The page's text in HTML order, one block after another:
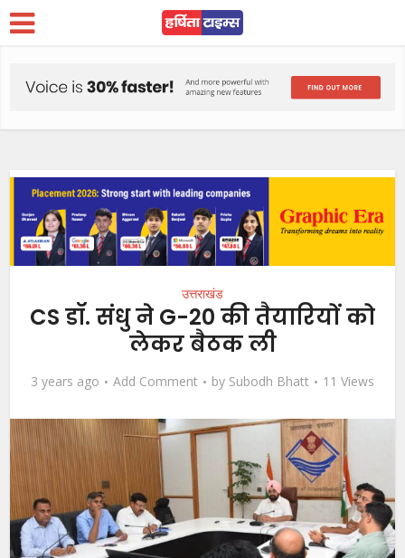
उत्तराखंड
CS डॉ. संधु ने G-20 की तैयारियों को
लेकर बैठक ली
3 years ago Add Comment by Subodh Bhatt 11 Views